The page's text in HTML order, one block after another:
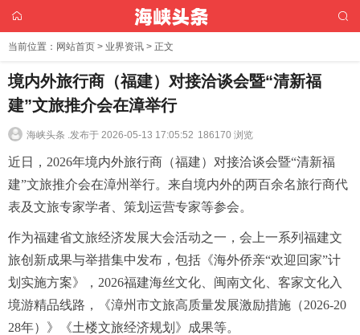
当前位置： 网站首页 > 业界资讯 > 正文
境内外旅行商（福建）对接洽谈会暨“清新福
建”文旅推介会在漳举行
海峡头条 .发布于 2026-05-13 17:05:52 186170 浏览
近日，2026年境内外旅行商（福建）对接洽谈会暨“清新福
建”文旅推介会在漳州举行。来自境内外的两百余名旅行商代
表及文旅专家学者、策划运营专家等参会。
作为福建省文旅经济发展大会活动之一，会上一系列福建文
旅创新成果与举措集中发布，包括《海外侨亲“欢迎回家”计
划实施方案》，2026福建海丝文化、闽南文化、客家文化入
境游精品线路，《漳州市文旅高质量发展激励措施（2026-20
28年）》《土楼文旅经济规划》成果等。